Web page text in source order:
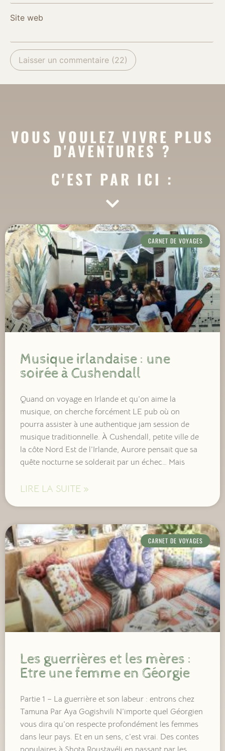
Site web
VOUS VOULEZ VIVRE PLUS
D'AVENTURES ?
C'EST PAR ICI :
CARNET DE VOYAGES
Musique irlandaise : une
soirée à Cushendall
Quand on voyage en Irlande et qu’on aime la
musique, on cherche forcément LE pub où on
pourra assister à une authentique jam session de
musique traditionnelle. À Cushendall, petite ville de
la côte Nord Est de l’Irlande, Aurore pensait que sa
quête nocturne se solderait par un échec… Mais
LIRE LA SUITE »
CARNET DE VOYAGES
Les guerrières et les mères :
Etre une femme en Géorgie
Partie 1 – La guerrière et son labeur : entrons chez
Tamuna Par Aya Gogishvili N’importe quel Géorgien
vous dira qu’on respecte profondément les femmes
dans leur pays. Et en un sens, c’est vrai. Des contes